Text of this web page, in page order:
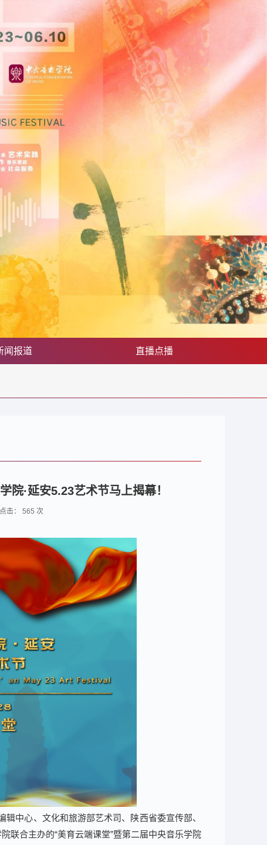
闻报道 直播点播
院·延安5.23艺术节马上揭幕！
击： 565 次
中心、文化和旅游部艺术司、陕西省委宣传部、
联合主办的“美育云端课堂”暨第二届中央音乐学院